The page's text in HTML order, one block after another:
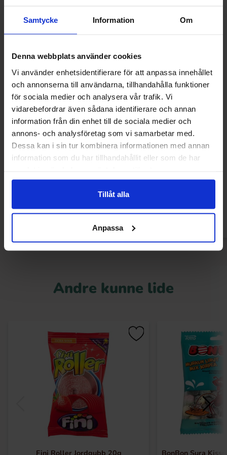
Samtycke Information Om
Denna webbplats använder cookies
Vi använder enhetsidentifierare för att anpassa innehållet
och annonserna till användarna, tillhandahålla funktioner
för sociala medier och analysera vår trafik. Vi
vidarebefordrar även sådana identifierare och annan
information från din enhet till de sociala medier och
annons- och analysföretag som vi samarbetar med.
Dessa kan i sin tur kombinera informationen med annan
information som du har tillhandahållit eller som de har
Tillåt alla
Anpassa
Bubs Cool Colaskalle 3kg
269.90 kr
Lutti Croco
Andre kunne lide
Fini Roller Jordgubb 20g BonBon Sura